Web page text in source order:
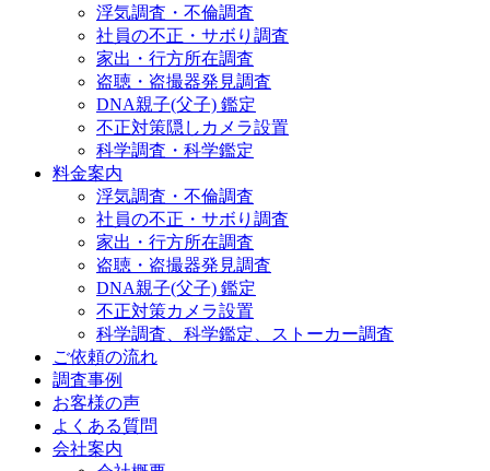
浮気調査・不倫調査
社員の不正・サボり調査
家出・行方所在調査
盗聴・盗撮器発見調査
DNA親子(父子) 鑑定
不正対策隠しカメラ設置
科学調査・科学鑑定
料金案内
浮気調査・不倫調査
社員の不正・サボり調査
家出・行方所在調査
盗聴・盗撮器発見調査
DNA親子(父子) 鑑定
不正対策カメラ設置
科学調査、科学鑑定、ストーカー調査
ご依頼の流れ
調査事例
お客様の声
よくある質問
会社案内